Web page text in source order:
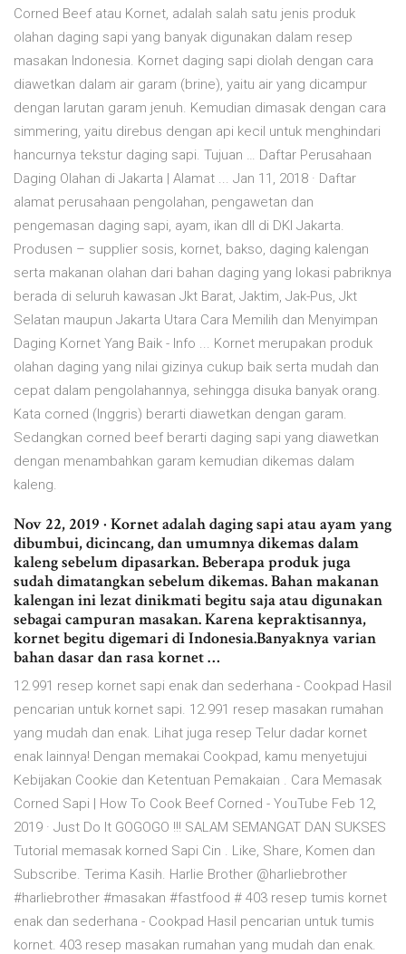
Corned Beef atau Kornet, adalah salah satu jenis produk
olahan daging sapi yang banyak digunakan dalam resep
masakan Indonesia. Kornet daging sapi diolah dengan cara
diawetkan dalam air garam (brine), yaitu air yang dicampur
dengan larutan garam jenuh. Kemudian dimasak dengan cara
simmering, yaitu direbus dengan api kecil untuk menghindari
hancurnya tekstur daging sapi. Tujuan … Daftar Perusahaan
Daging Olahan di Jakarta | Alamat ... Jan 11, 2018 · Daftar
alamat perusahaan pengolahan, pengawetan dan
pengemasan daging sapi, ayam, ikan dll di DKI Jakarta.
Produsen – supplier sosis, kornet, bakso, daging kalengan
serta makanan olahan dari bahan daging yang lokasi pabriknya
berada di seluruh kawasan Jkt Barat, Jaktim, Jak-Pus, Jkt
Selatan maupun Jakarta Utara Cara Memilih dan Menyimpan
Daging Kornet Yang Baik - Info ... Kornet merupakan produk
olahan daging yang nilai gizinya cukup baik serta mudah dan
cepat dalam pengolahannya, sehingga disuka banyak orang.
Kata corned (Inggris) berarti diawetkan dengan garam.
Sedangkan corned beef berarti daging sapi yang diawetkan
dengan menambahkan garam kemudian dikemas dalam
kaleng.
Nov 22, 2019 · Kornet adalah daging sapi atau ayam yang
dibumbui, dicincang, dan umumnya dikemas dalam
kaleng sebelum dipasarkan. Beberapa produk juga
sudah dimatangkan sebelum dikemas. Bahan makanan
kalengan ini lezat dinikmati begitu saja atau digunakan
sebagai campuran masakan. Karena kepraktisannya,
kornet begitu digemari di Indonesia.Banyaknya varian
bahan dasar dan rasa kornet …
12.991 resep kornet sapi enak dan sederhana - Cookpad Hasil
pencarian untuk kornet sapi. 12.991 resep masakan rumahan
yang mudah dan enak. Lihat juga resep Telur dadar kornet
enak lainnya! Dengan memakai Cookpad, kamu menyetujui
Kebijakan Cookie dan Ketentuan Pemakaian . Cara Memasak
Corned Sapi | How To Cook Beef Corned - YouTube Feb 12,
2019 · Just Do It GOGOGO !!! SALAM SEMANGAT DAN SUKSES
Tutorial memasak korned Sapi Cin . Like, Share, Komen dan
Subscribe. Terima Kasih. Harlie Brother @harliebrother
#harliebrother #masakan #fastfood # 403 resep tumis kornet
enak dan sederhana - Cookpad Hasil pencarian untuk tumis
kornet. 403 resep masakan rumahan yang mudah dan enak.